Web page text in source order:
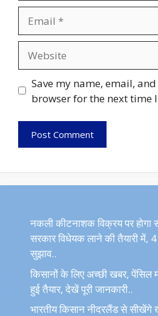
Save my name, email,
browser for the next time
नकली कीटनाशक विक्रय पर होगा
सरकार विधेयक लाने की तैयारी में,
सुझाव..
किसानों के लिए अच्छी खबर, पेंसिल
हुई तैयार, देखें पूरी जानकारी..
भारतीय किसान नीदरलैंड से